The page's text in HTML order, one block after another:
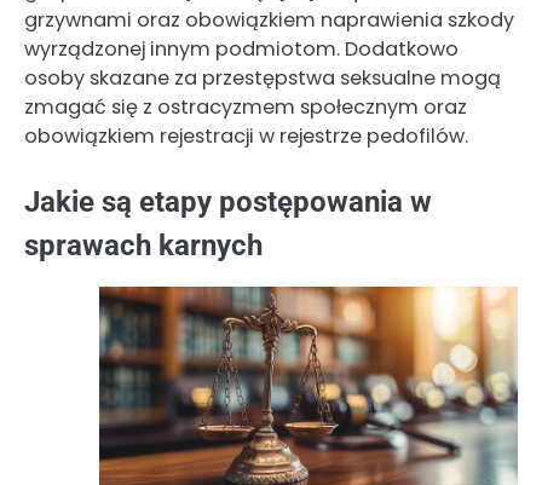
grzywnami oraz obowiązkiem naprawienia szkody
wyrządzonej innym podmiotom. Dodatkowo
osoby skazane za przestępstwa seksualne mogą
zmagać się z ostracyzmem społecznym oraz
obowiązkiem rejestracji w rejestrze pedofilów.
Jakie są etapy postępowania w
sprawach karnych